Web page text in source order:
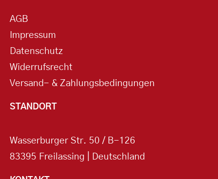
AGB
Impressum
Datenschutz
Widerrufsrecht
Versand- & Zahlungsbedingungen
STANDORT
Wasserburger Str. 50 / B-126
83395 Freilassing | Deutschland